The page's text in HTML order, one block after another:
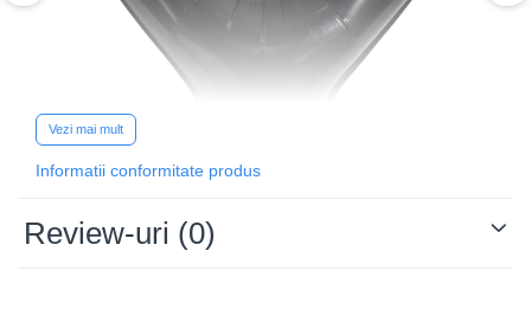
Vezi mai mult
Informatii conformitate produs
Review-uri (0)